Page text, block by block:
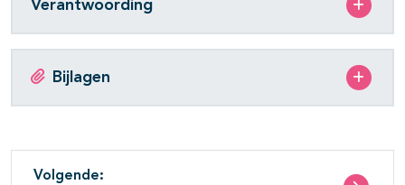
Verantwoording
Bijlagen
Volgende: